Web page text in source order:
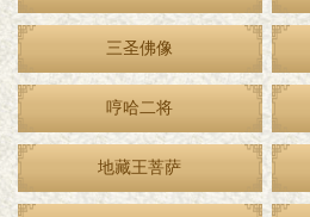
三圣佛像
哼哈二将
地藏王菩萨